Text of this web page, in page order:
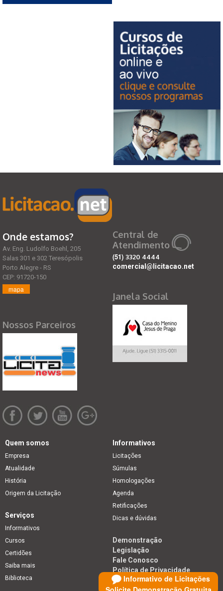
Informativo de Licitações
Onde estamos?
Av. Eng. Ludolfo Boehl, 205
Salas 301 e 302 Teresópolis
Porto Alegre - RS
CEP: 91720-150
mapa
Nossos Parceiros
Central de
Atendimento
(51) 3320 4444
comercial@licitacao.net
Janela Social
Quem somos
Empresa
Atualidade
História
Origem da Licitação
Informativos
Licitações
Súmulas
Homologações
Agenda
Retificações
Dicas e dúvidas
Serviços
Informativos
Cursos
Certidões
Saiba mais
Biblioteca
Demonstração
Legislação
Fale Conosco
Política de Privacidade